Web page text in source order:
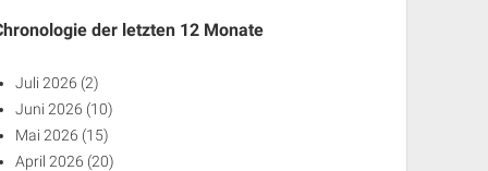
der letzten 12 Monate
Juli 2026 (2)
Juni 2026 (10)
Mai 2026 (15)
April 2026 (20)